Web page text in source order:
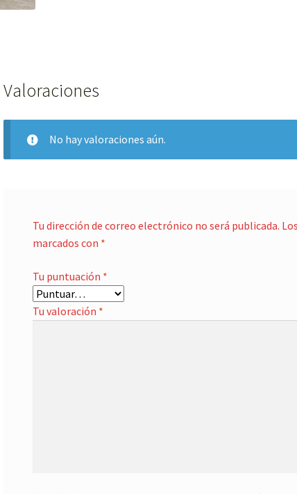
Valoraciones
No hay valoraciones aún.
Tu dirección de correo electrónico no será publicada.
marcados con *
Tu puntuación *
Tu valoración *